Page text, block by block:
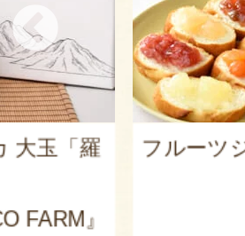
大玉「羅
FARM』
フルーツ